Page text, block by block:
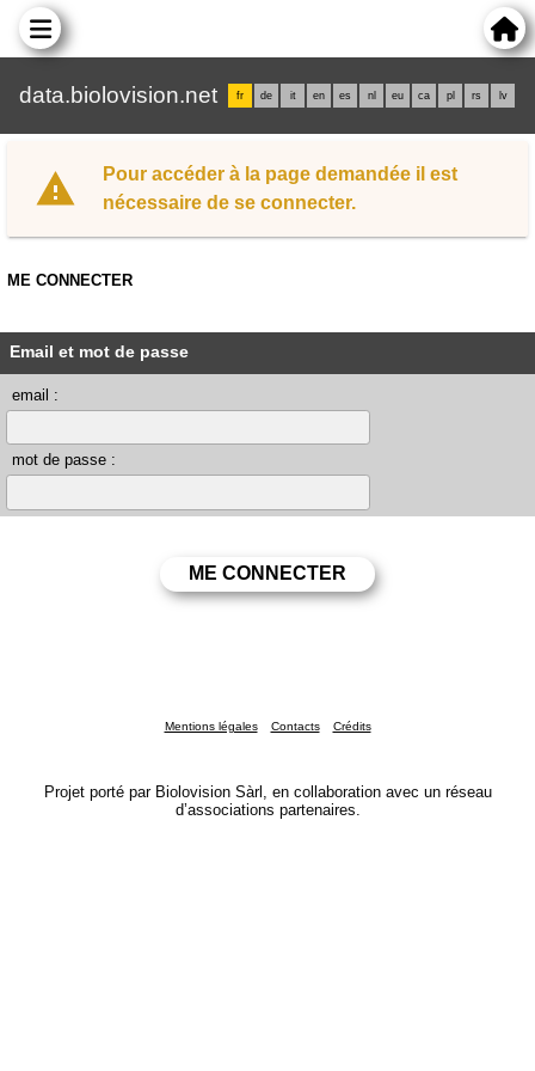
data.biolovision.net fr de it en es nl eu ca pl rs lv
Pour accéder à la page demandée il est
nécessaire de se connecter.
ME CONNECTER
Email et mot de passe
email :
mot de passe :
Mentions légales Contacts Crédits
Projet porté par Biolovision Sàrl, en collaboration avec un réseau
d’associations partenaires.